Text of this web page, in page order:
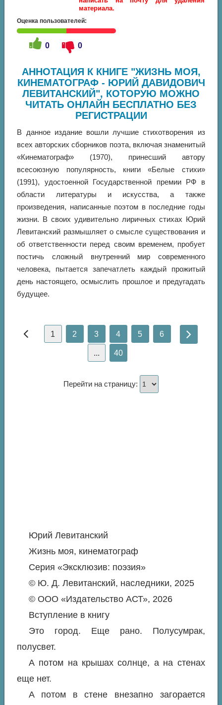
материала.
Оценка пользователей:
0 0
АННОТАЦИЯ К КНИГЕ "ЖИЗНЬ МОЯ,
КИНЕМАТОГРАФ - ЮРИЙ ДАВИДОВИЧ
ЛЕВИТАНСКИЙ", КОТОРУЮ МОЖНО
ЧИТАТЬ ОНЛАЙН БЕСПЛАТНО БЕЗ
РЕГИСТРАЦИИ
В данное издание вошли лучшие стихотворения из
всех авторских сборников поэта, включая знаменитый
«Кинематограф» (1970), принесший автору
всесоюзную популярность, книги «Белые стихи»
(1991), удостоенной Государственной премии РФ в
области литературы и искусства, а также
произведения, написанные поэтом в последние годы
жизни. В своих удивительно лиричных стихах Юрий
Левитанский размышляет о смысле существования и
об ответственности перед своим временем, пробует
постичь сложный внутренний мир современного
человека, пытается запечатлеть каждый прожитый
день настоящего, осмыслить прошлое и предугадать
будущее.
1 2 3 4 5 6
... 40
Перейти на страницу:
Юрий Левитанский
Жизнь моя, кинематограф
Серия «Эксклюзив: поэзия»
© Ю. Д. Левитанский, наследники, 2025
© ООО «Издательство АСТ», 2026
Вступление в книгу
Это город. Еще рано. Полусумрак,
полусвет.
А потом на крышах солнце, а на стенах
еще нет.
А потом в стене внезапно загорается